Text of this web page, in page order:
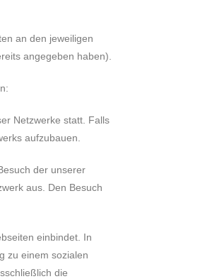
an den jeweiligen
angegeben haben).
Netzwerke statt. Falls
aufzubauen.
der unserer
aus. Den Besuch
einbindet. In
zu einem sozialen
die